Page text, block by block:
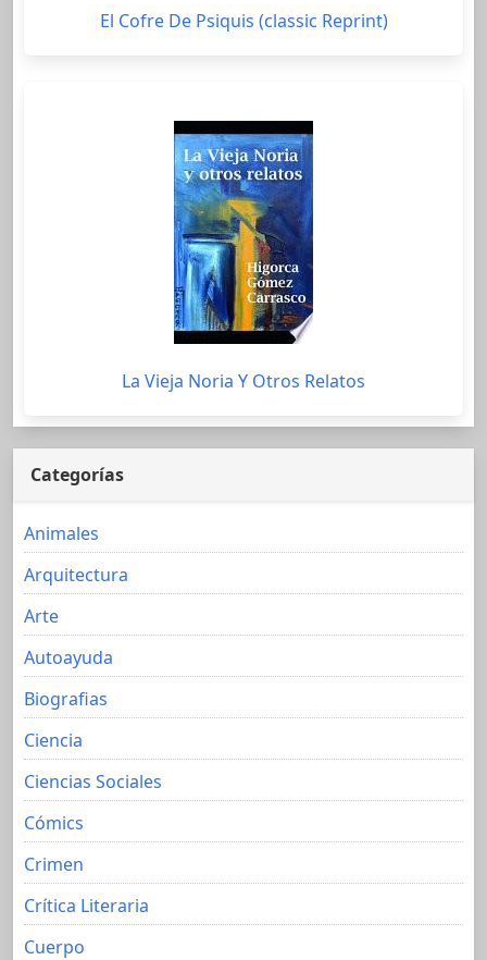
El Cofre De Psiquis (classic Reprint)
La Vieja Noria Y Otros Relatos
Categorías
Animales
Arquitectura
Arte
Autoayuda
Biografias
Ciencia
Ciencias Sociales
Cómics
Crimen
Crítica Literaria
Cuerpo